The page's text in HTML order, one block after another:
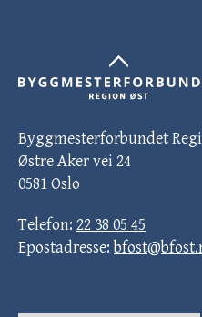
Byggmesterforbundet
Østre Aker vei 24
0581 Oslo
Telefon: 22 38 05 45
Epostadresse: